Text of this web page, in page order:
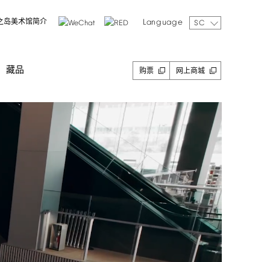
岛美术馆简介 Language SC
藏品 购票 网上商城